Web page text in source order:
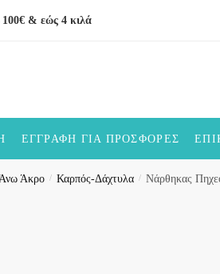
& εώς 4 κιλά
ΕΓΓΡΑΦΉ ΓΙΑ ΠΡΟΣΦΟΡΈΣ
Άκρο / Καρπός-Δάχτυλα / Νάρθηκας